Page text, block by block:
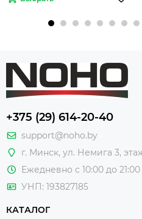
+375 (29) 614-20-40
support@noho.by
г. Минск, ул. Немига 3,
Ежедневно с 10:00 до 21:00
УНП: 193827185
КАТАЛОГ